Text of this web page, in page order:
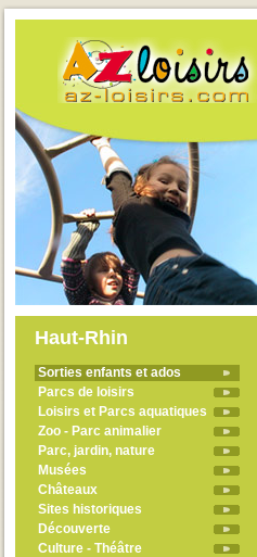
Haut-Rhin
Sorties enfants et ados
Parcs de loisirs
Loisirs et Parcs aquatiques
Zoo - Parc animalier
Parc, jardin, nature
Musées
Châteaux
Sites historiques
Découverte
Culture - Théâtre